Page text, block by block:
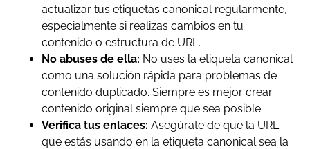
actualizar tus etiquetas canonical regularmente,
especialmente si realizas cambios en tu
contenido o estructura de URL.
No abuses de ella: No uses la etiqueta canonical
como una solución rápida para problemas de
contenido duplicado. Siempre es mejor crear
contenido original siempre que sea posible.
Verifica tus enlaces: Asegúrate de que la URL
que estás usando en la etiqueta canonical sea la